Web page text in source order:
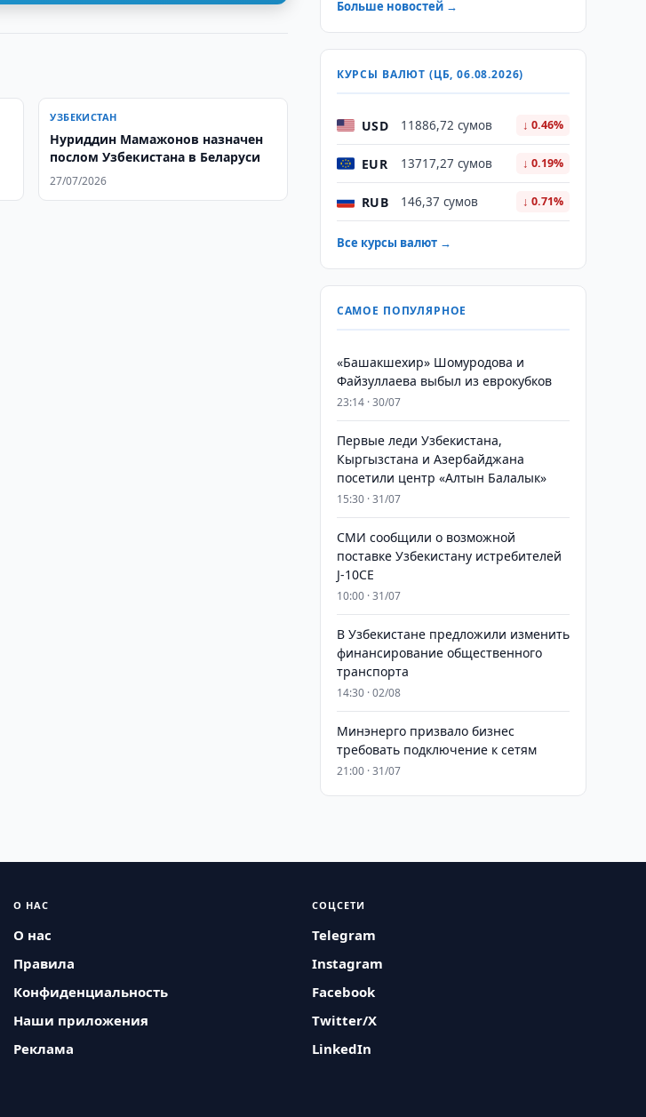
УЗБЕКИСТАН
Нуриддин Мамажонов назначен
послом Узбекистана в Беларуси
27/07/2026
Больше новостей →
КУРСЫ ВАЛЮТ (ЦБ, 06.08.2026)
USD 11886,72 сумов ↓ 0.46%
EUR 13717,27 сумов ↓ 0.19%
RUB 146,37 сумов ↓ 0.71%
Все курсы валют →
САМОЕ ПОПУЛЯРНОЕ
«Башакшехир» Шомуродова и
Файзуллаева выбыл из еврокубков
23:14 · 30/07
Первые леди Узбекистана,
Кыргызстана и Азербайджана
посетили центр «Алтын Балалык»
15:30 · 31/07
СМИ сообщили о возможной
поставке Узбекистану истребителей
J-10CE
10:00 · 31/07
В Узбекистане предложили изменить
финансирование общественного
транспорта
14:30 · 02/08
Минэнерго призвало бизнес
требовать подключение к сетям
21:00 · 31/07
О НАС
О нас
Правила
Конфиденциальность
Наши приложения
Реклама
СОЦСЕТИ
Telegram
Instagram
Facebook
Twitter/X
LinkedIn